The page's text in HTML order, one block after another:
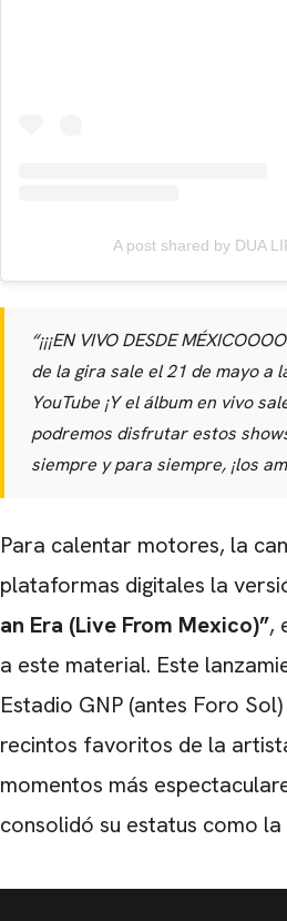
A post shared by DUA
“¡¡¡EN VIVO DESDE
de la gira sale el 21 de mayo a
YouTube ¡Y el álbum en vivo
podremos disfrutar estos
siempre y para siempre, ¡los
Para calentar motores, la
plataformas digitales la
an Era (Live From Mexico)”,
a este material. Este
Estadio GNP (antes Foro
recintos favoritos de la
momentos más
consolidó su estatus como